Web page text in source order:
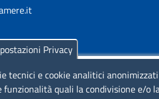
DA
Privacy
tecnici e cookie analitici
funzionalità quali la condivisione e/o